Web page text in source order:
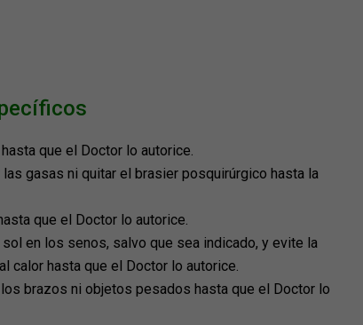
que el Doctor lo autorice.
las gasas ni quitar el brasier posquirúrgico hasta la
que el Doctor lo autorice.
en los senos, salvo que sea indicado, y evite la
calor hasta que el Doctor lo autorice.
brazos ni objetos pesados hasta que el Doctor lo